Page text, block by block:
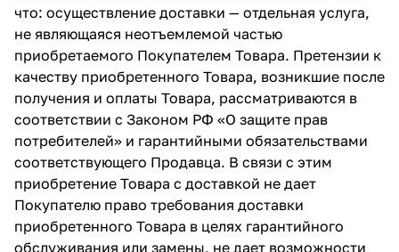
что: осуществление доставки — отдельная услуга,
не являющаяся неотъемлемой частью
приобретаемого Покупателем Товара. Претензии к
качеству приобретенного Товара, возникшие после
получения и оплаты Товара, рассматриваются в
соответствии с Законом РФ «О защите прав
потребителей» и гарантийными обязательствами
соответствующего Продавца. В связи с этим
приобретение Товара с доставкой не дает
Покупателю право требования доставки
приобретенного Товара в целях гарантийного
обслуживания или замены, не дает возможности